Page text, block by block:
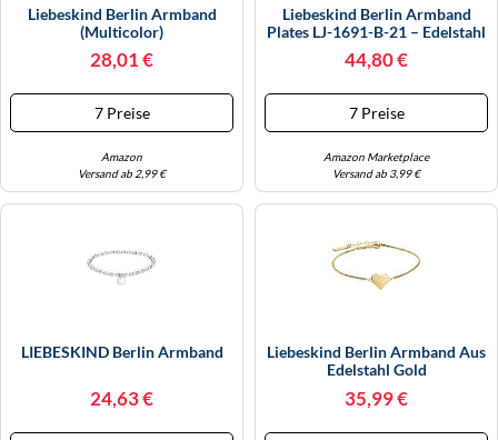
Liebeskind Berlin Armband
(Multicolor)
28,01 €
7 Preise
Amazon
Versand ab 2,99 €
Liebeskind Berlin Armband
Plates LJ-1691-B-21 – Edelstahl
IP Roségold – Damen ONE SIZE
44,80 €
7 Preise
Amazon Marketplace
Versand ab 3,99 €
LIEBESKIND Berlin Armband
24,63 €
Liebeskind Berlin Armband Aus
Edelstahl Gold
35,99 €